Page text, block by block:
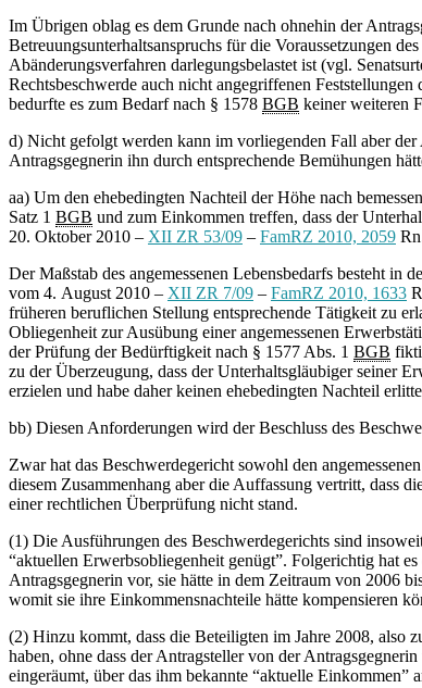
Im Übrigen oblag es dem Grunde nach ohnehin der
Betreuungsunterhaltsanspruchs für die Voraussetzungen
Abänderungsverfahren darlegungsbelastet ist (vgl.
Rechtsbeschwerde auch nicht angegriffenen
bedurfte es zum Bedarf nach § 1578 BGB keiner weiteren
d) Nicht gefolgt werden kann im vorliegenden Fall aber
Antragsgegnerin ihn durch entsprechende Bemühungen
aa) Um den ehebedingten Nachteil der Höhe nach
Satz 1 BGB und zum Einkommen treffen, dass der
20. Oktober 2010 – XII ZR 53/09 – FamRZ 2010, 2059
Der Maßstab des angemessenen Lebensbedarfs besteht in
vom 4. August 2010 – XII ZR 7/09 – FamRZ 2010, 1633
früheren beruflichen Stellung entsprechende Tätigkeit zu
Obliegenheit zur Ausübung einer angemessenen
der Prüfung der Bedürftigkeit nach § 1577 Abs. 1 BGB
zu der Überzeugung, dass der Unterhaltsgläubiger seiner
erzielen und habe daher keinen ehebedingten Nachteil
bb) Diesen Anforderungen wird der Beschluss des
Zwar hat das Beschwerdegericht sowohl den
diesem Zusammenhang aber die Auffassung vertritt, dass
einer rechtlichen Überprüfung nicht stand.
(1) Die Ausführungen des Beschwerdegerichts sind
“aktuellen Erwerbsobliegenheit genügt”. Folgerichtig hat
Antragsgegnerin vor, sie hätte in dem Zeitraum von 2006
womit sie ihre Einkommensnachteile hätte kompensieren
(2) Hinzu kommt, dass die Beteiligten im Jahre 2008, also
haben, ohne dass der Antragsteller von der
eingeräumt, über das ihm bekannte “aktuelle Einkommen”